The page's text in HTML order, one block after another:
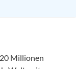
Millionen